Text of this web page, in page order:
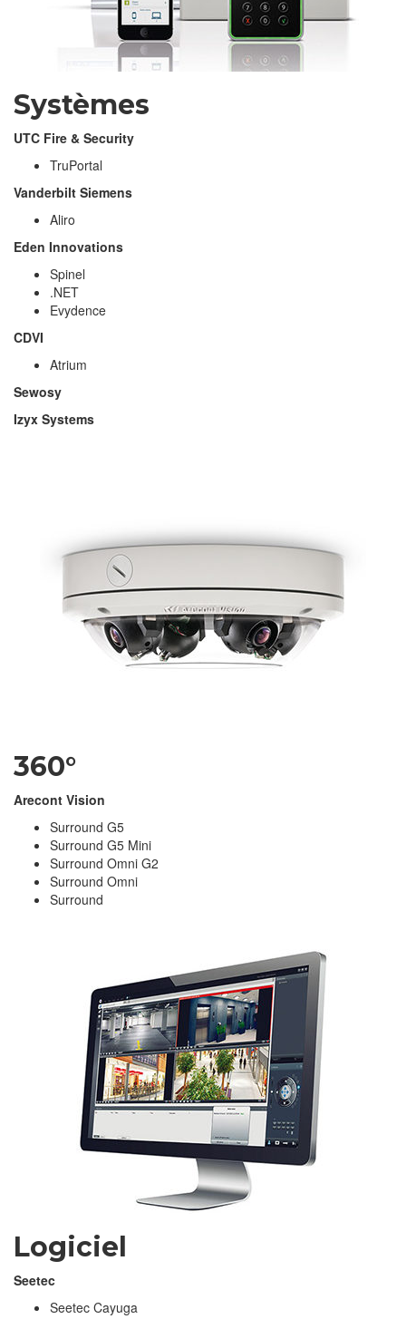
Systèmes
UTC Fire & Security
TruPortal
Vanderbilt Siemens
Aliro
Eden Innovations
Spinel
.NET
Evydence
CDVI
Atrium
Sewosy
Izyx Systems
360°
Arecont Vision
Surround G5
Surround G5 Mini
Surround Omni G2
Surround Omni
Surround
Logiciel
Seetec
Seetec Cayuga